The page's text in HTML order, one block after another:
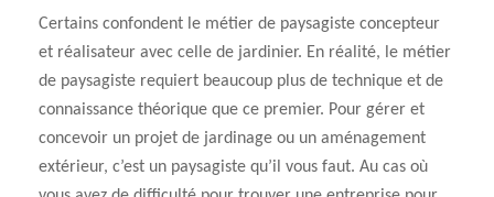
Certains confondent le métier de paysagiste concepteur
et réalisateur avec celle de jardinier. En réalité, le métier
de paysagiste requiert beaucoup plus de technique et de
connaissance théorique que ce premier. Pour gérer et
concevoir un projet de jardinage ou un aménagement
extérieur, c’est un paysagiste qu’il vous faut. Au cas où